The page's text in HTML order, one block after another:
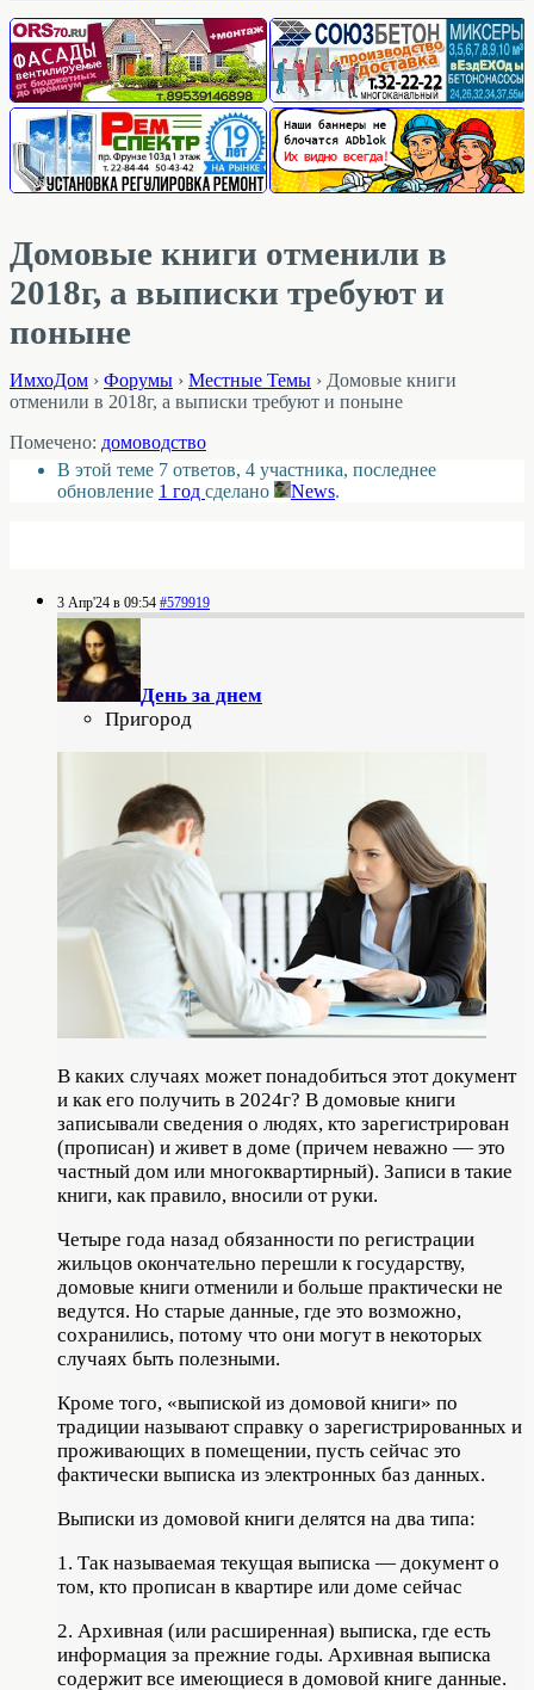
Домовые книги отменили в
2018г, а выписки требуют и
поныне
ИмхоДом › Форумы › Местные Темы › Домовые книги
отменили в 2018г, а выписки требуют и поныне
Помечено: домоводство
В этой теме 7 ответов, 4 участника, последнее
обновление 1 год сделано News.
3 Апр'24 в 09:54 #579919
День за днем
Пригород
В каких случаях может понадобиться этот документ
и как его получить в 2024г? В домовые книги
записывали сведения о людях, кто зарегистрирован
(прописан) и живет в доме (причем неважно — это
частный дом или многоквартирный). Записи в такие
книги, как правило, вносили от руки.
Четыре года назад обязанности по регистрации
жильцов окончательно перешли к государству,
домовые книги отменили и больше практически не
ведутся. Но старые данные, где это возможно,
сохранились, потому что они могут в некоторых
случаях быть полезными.
Кроме того, «выпиской из домовой книги» по
традиции называют справку о зарегистрированных и
проживающих в помещении, пусть сейчас это
фактически выписка из электронных баз данных.
Выписки из домовой книги делятся на два типа:
1. Так называемая текущая выписка — документ о
том, кто прописан в квартире или доме сейчас
2. Архивная (или расширенная) выписка, где есть
информация за прежние годы. Архивная выписка
содержит все имеющиеся в домовой книге данные.